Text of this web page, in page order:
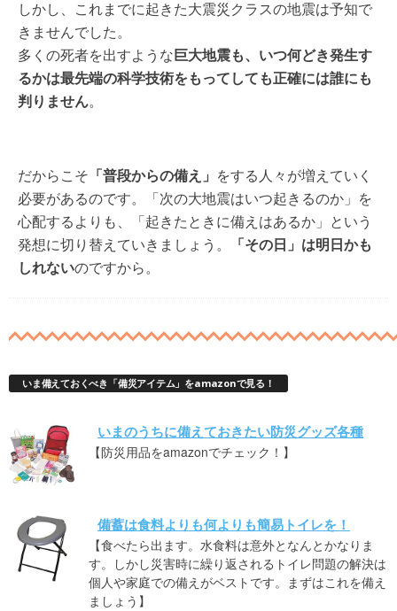
しかし、これまでに起きた大震災クラスの地震は予知で
きませんでした。
多くの死者を出すような巨大地震も、いつ何どき発生す
るかは最先端の科学技術をもってしても正確には誰にも
判りません。
だからこそ 「普段からの備え」 をする人々が増えていく
必要があるのです。「次の大地震はいつ起きるのか」を
心配するよりも、「起きたときに備えはあるか」という
発想に切り替えていきましょう。
「その日」は明日かも
しれないのですから。
いま備えておくべき「備災アイテム」をamazonで見る！
いまのうちに備えておきたい防災グッズ各種
【防災用品をamazonでチェック！】
備蓄は食料よりも何よりも簡易トイレを！
【食べたら出ます。水食料は意外となんとかなりま
す。しかし災害時に繰り返されるトイレ問題の解決は
個人や家庭での備えがベストです。まずはこれを備え
ましょう】